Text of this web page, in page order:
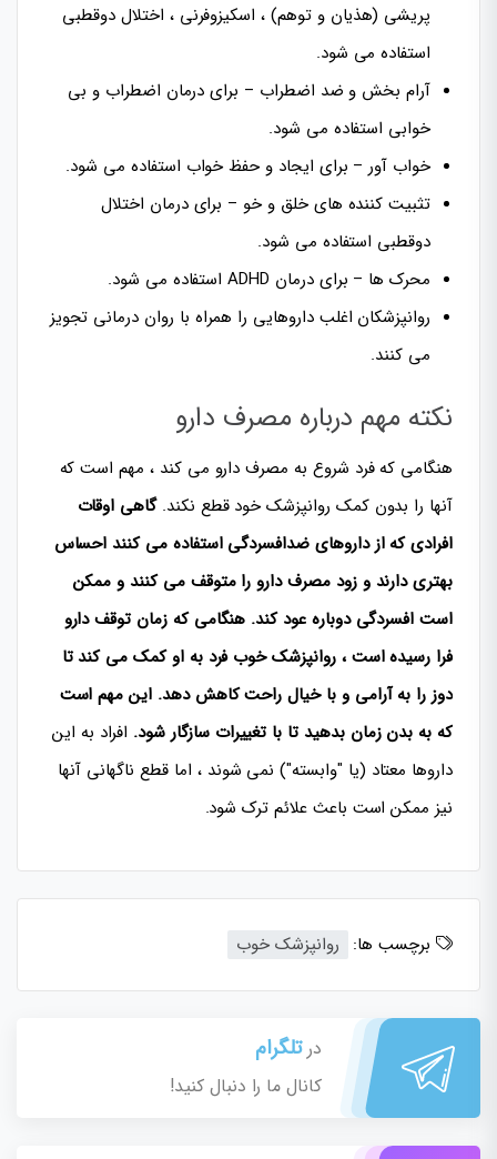
پریشی (هذیان و توهم) ، اسکیزوفرنی ، اختلال دوقطبی
استفاده می شود.
آرام بخش و ضد اضطراب – برای درمان اضطراب و بی
خوابی استفاده می شود.
خواب آور – برای ایجاد و حفظ خواب استفاده می شود.
تثبیت کننده های خلق و خو – برای درمان اختلال
دوقطبی استفاده می شود.
محرک ها – برای درمان ADHD استفاده می شود.
روانپزشکان اغلب داروهایی را همراه با روان درمانی تجویز
می کنند.
نکته مهم درباره مصرف دارو
هنگامی که فرد شروع به مصرف دارو می کند ، مهم است که
آنها را بدون کمک روانپزشک خود قطع نکند.گاهی اوقات
افرادی که از داروهای ضدافسردگی استفاده می کنند احساس
بهتری دارند و زود مصرف دارو را متوقف می کنند و ممکن
است افسردگی دوباره عود کند. هنگامی که زمان توقف دارو
فرا رسیده است ، روانپزشک خوب فرد به او کمک می کند تا
دوز را به آرامی و با خیال راحت کاهش دهد. این مهم است
که به بدن زمان بدهید تا با تغییرات سازگار شود. افراد به این
داروها معتاد (یا "وابسته") نمی شوند ، اما قطع ناگهانی آنها
نیز ممکن است باعث علائم ترک شود.
برچسب ها: روانپزشک خوب
درتلگرام
کانال ما را دنبال کنید!